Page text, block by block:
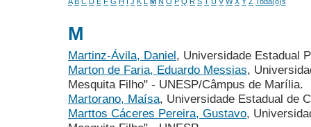
M
Martinz-Ávila, Daniel, Universidade Estadual
Marton de Faria, Eduardo Messias,
Mesquita Filho" - UNESP/Câmpus de Marília.
Martorano, Maísa, Universidade Estadual de
Marttos Cáceres Pereira, Gustavo,